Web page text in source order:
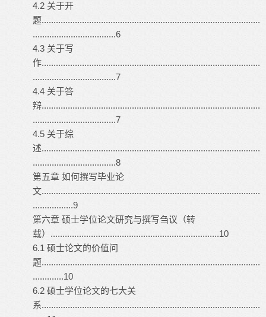
4.2 关于开
题............................................................................................
...................................6
4.3 关于写
作............................................................................................
...................................7
4.4 关于答
辩............................................................................................
...................................7
4.5 关于综
述............................................................................................
...................................8
第五章 如何撰写毕业论
文............................................................................................
.................9
第六章 硕士学位论文研究与撰写刍议（转
载）.......................................................................10
6.1 硕士论文的价值问
题............................................................................................
.............10
6.2 硕士学位论文的七大关
系............................................................................................